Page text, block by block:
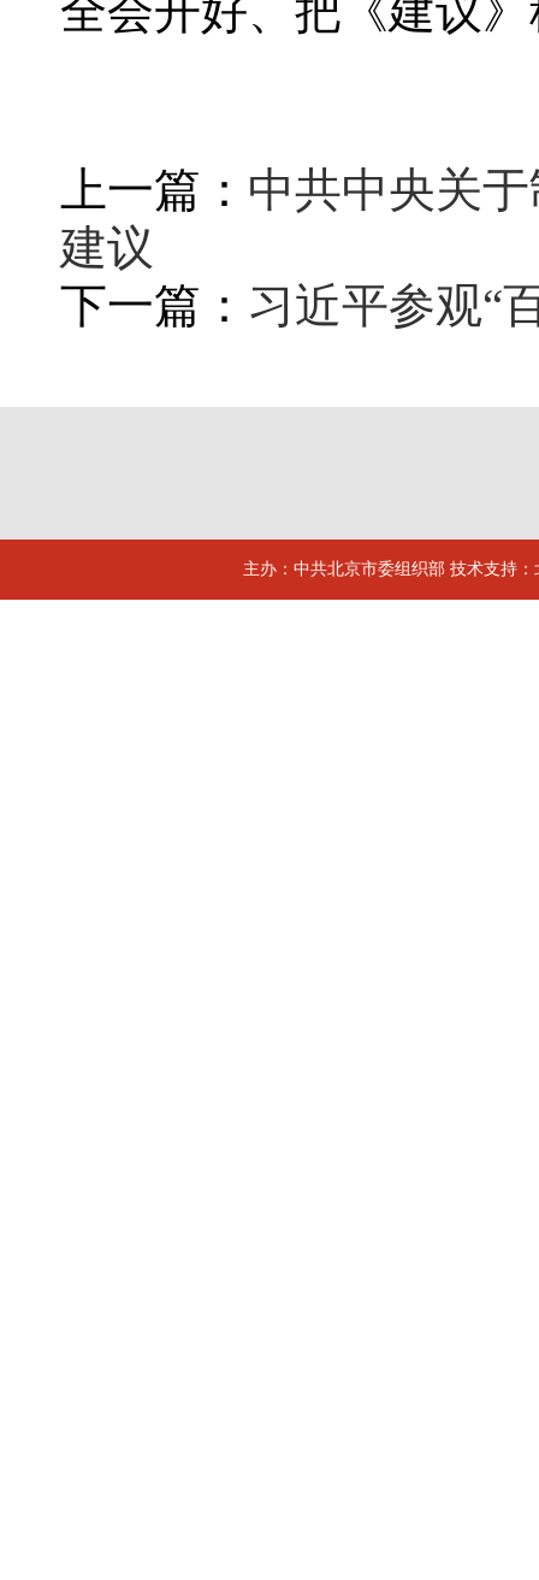
全会开好、把《建议
上一篇： 中共中央关
建议
下一篇： 习近平参观“
主办：中共北京市委组织部 技术支持